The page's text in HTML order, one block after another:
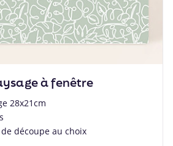
à fenêtre
28x21cm
découpe au choix